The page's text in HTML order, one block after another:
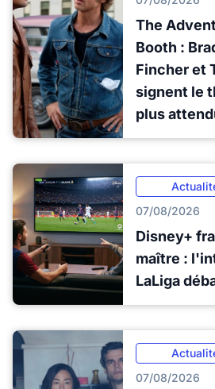
The
Booth :
Fincher et
signent le
plus
07/08/2026
Disney+
maître :
LaLiga
07/08/2026